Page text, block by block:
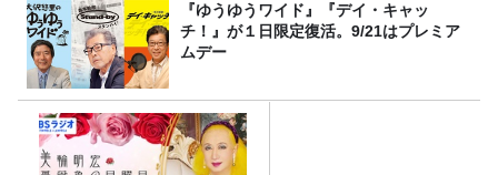
『ゆうゆうワイド』『デイ・キャッ
チ！』が１日限定復活。9/21はプレミア
ムデー